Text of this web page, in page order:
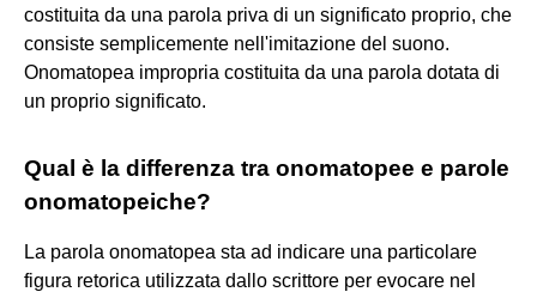
costituita da una parola priva di un significato proprio, che
consiste semplicemente nell'imitazione del suono.
Onomatopea impropria costituita da una parola dotata di
un proprio significato.
Qual è la differenza tra onomatopee e parole
onomatopeiche?
La parola onomatopea sta ad indicare una particolare
figura retorica utilizzata dallo scrittore per evocare nel